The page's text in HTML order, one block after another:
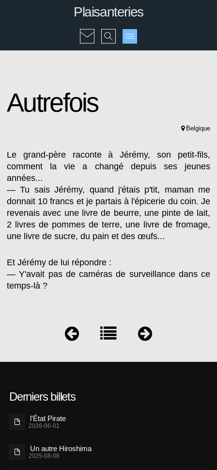
Plaisanteries
Autrefois
Belgique
Le grand-père raconte à Jérémy, son petit-fils,
comment la vie a changé depuis ses jeunes
années...
— Tu sais Jérémy, quand j'étais p'tit, maman me
donnait 10 francs et je partais à l'épicerie du coin. Je
revenais avec une livre de beurre, une pinte de lait,
2 livres de pommes de terre, une livre de fromage,
une livre de sucre, du pain et des œufs...
Et Jérémy de lui répondre :
— Y'avait pas de caméras de surveillance dans ce
temps-là ?
Derniers billets
l'État Pirate
2026-06-01
Un autre Hiroshima
2025-08-08